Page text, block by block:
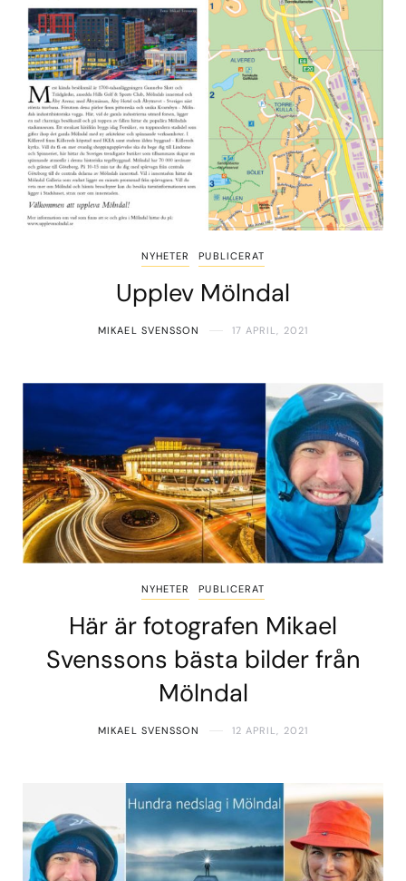
NYHETER PUBLICERAT
Upplev Mölndal
MIKAEL SVENSSON 17 APRIL, 2021
NYHETER PUBLICERAT
Här är fotografen Mikael
Svenssons bästa bilder från
Mölndal
MIKAEL SVENSSON 12 APRIL, 2021